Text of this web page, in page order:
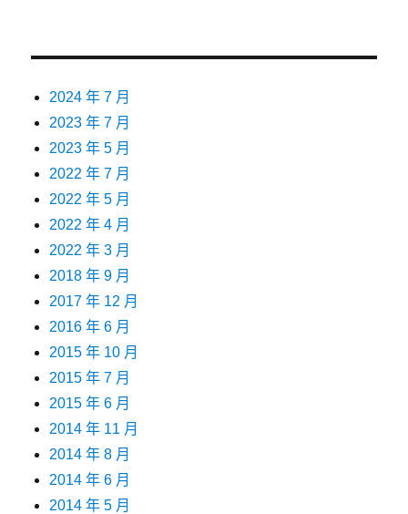
2024 年 7 月
2023 年 7 月
2023 年 5 月
2022 年 7 月
2022 年 5 月
2022 年 4 月
2022 年 3 月
2018 年 9 月
2017 年 12 月
2016 年 6 月
2015 年 10 月
2015 年 7 月
2015 年 6 月
2014 年 11 月
2014 年 8 月
2014 年 6 月
2014 年 5 月